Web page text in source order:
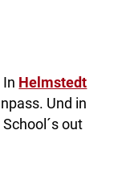
Helmstedt
Und in
out